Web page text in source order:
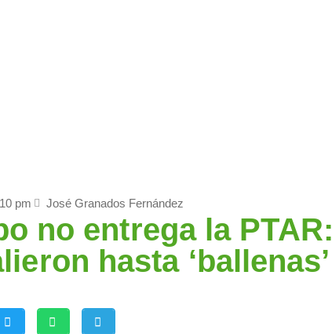
pm José Granados Fernández
no entrega la PTAR:
hasta ‘ballenas’